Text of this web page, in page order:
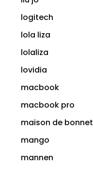
logitech
lola liza
lolaliza
lovidia
macbook
macbook pro
maison de
mango
mannen